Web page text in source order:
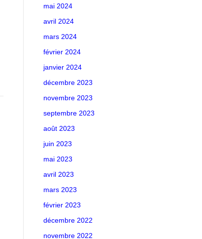
mai 2024
avril 2024
mars 2024
février 2024
janvier 2024
décembre 2023
novembre 2023
septembre 2023
août 2023
juin 2023
mai 2023
avril 2023
mars 2023
février 2023
décembre 2022
novembre 2022